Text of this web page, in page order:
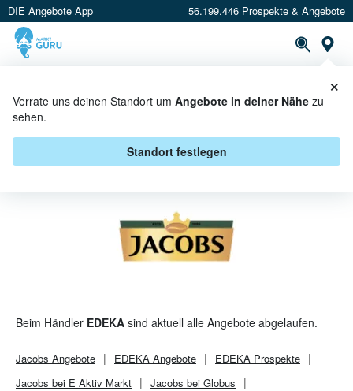
DIE Angebote App 56.199.446 Prospekte & Angebote
Verrate uns deinen Standort um Angebote in deiner Nähe zu
sehen.
Standort festlegen
×
JACOBS BEI EDEKA - ANGEBOTE
& AKTIONEN
Beim Händler EDEKA sind aktuell alle Angebote abgelaufen.
Jacobs Angebote EDEKA Angebote EDEKA Prospekte
Jacobs bei E Aktiv Markt
Jacobs bei Globus